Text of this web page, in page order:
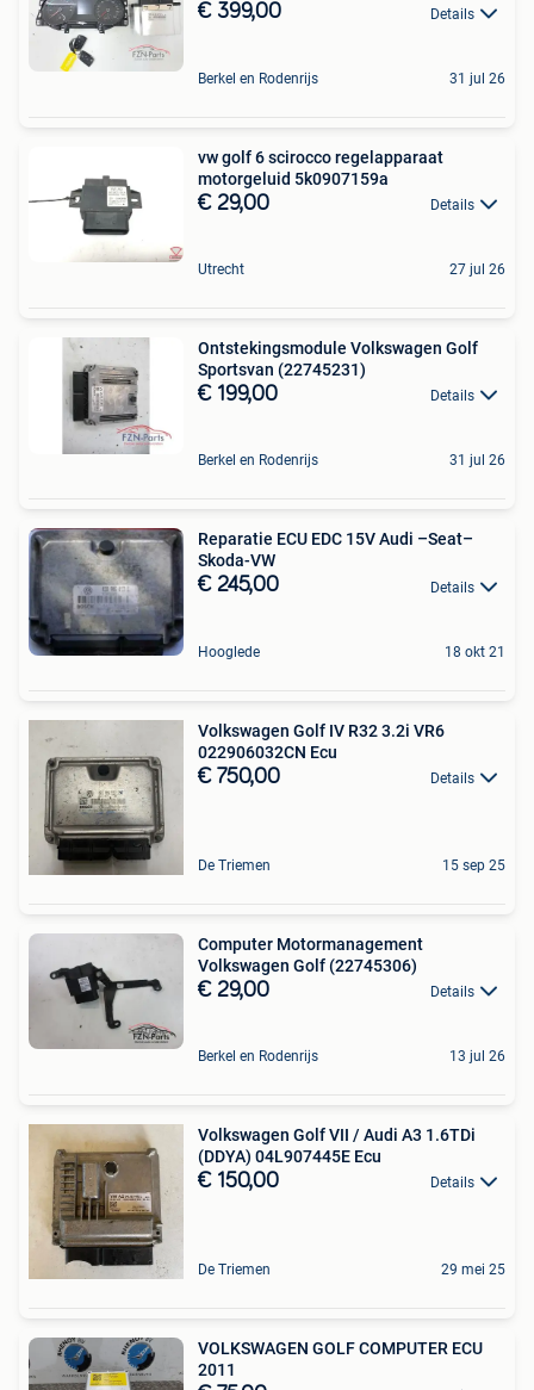
€ 399,00 Details
Berkel en Rodenrijs 31 jul 26
vw golf 6 scirocco regelapparaat
motorgeluid 5k0907159a
€ 29,00 Details
Utrecht 27 jul 26
Ontstekingsmodule Volkswagen Golf
Sportsvan (22745231)
€ 199,00 Details
Berkel en Rodenrijs 31 jul 26
Reparatie ECU EDC 15V Audi –Seat–
Skoda-VW
€ 245,00 Details
Hooglede 18 okt 21
Volkswagen Golf IV R32 3.2i VR6
022906032CN Ecu
€ 750,00 Details
De Triemen 15 sep 25
Computer Motormanagement
Volkswagen Golf (22745306)
€ 29,00 Details
Berkel en Rodenrijs 13 jul 26
Volkswagen Golf VII / Audi A3 1.6TDi
(DDYA) 04L907445E Ecu
€ 150,00 Details
De Triemen 29 mei 25
VOLKSWAGEN GOLF COMPUTER ECU
2011